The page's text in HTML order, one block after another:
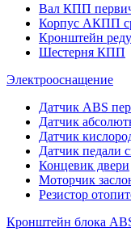
Вал КПП
Корпус АКПП
Кронштейн
Шестерня КПП
Электрооснащение
Датчик ABS
Датчик
Датчик
Датчик педали
Концевик двери
Моторчик
Резистор
Кронштейн блока